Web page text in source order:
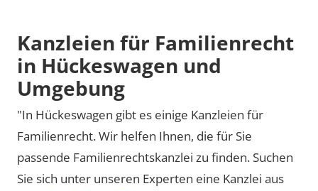
Kanzleien für Familienrecht
in Hückeswagen und
Umgebung
"In Hückeswagen gibt es einige Kanzleien für
Familienrecht. Wir helfen Ihnen, die für Sie
passende Familienrechtskanzlei zu finden. Suchen
Sie sich unter unseren Experten eine Kanzlei aus